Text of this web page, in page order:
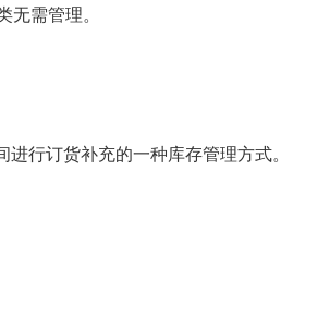
需管理。
行订货补充的一种库存管理方式。